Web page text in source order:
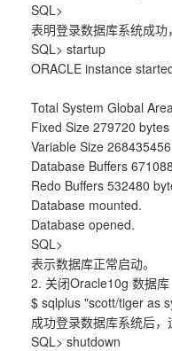
SQL>
表明登录数据库系统成功
SQL> startup
ORACLE instance
Total System Global
Fixed Size 279720 bytes
Variable Size
Database Buffers
Redo Buffers 532480
Database mounted.
Database opened.
SQL>
表示数据库正常启动。
2. 关闭Oracle10g 数据库
$ sqlplus "scott/tiger as
成功登录数据库系统后，
SQL> shutdown